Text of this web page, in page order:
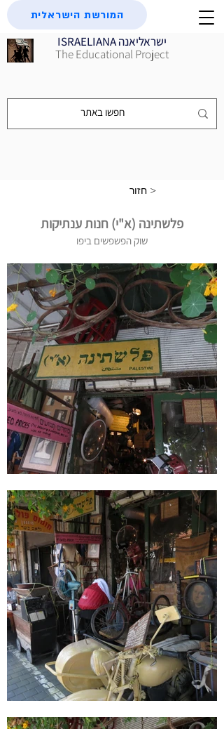
ISRAELIANA ישראליאנה
The Educational Project
המורשת הישראלית
חזור >
פלשתינה (א"י) חנות ענתיקות
שוק הפשפשים ביפו